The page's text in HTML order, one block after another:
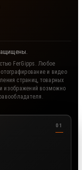
FerGipps. Любое
и видео
страниц, товарных
изображений возможно